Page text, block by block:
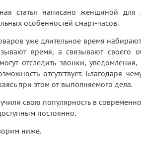
статья написано женщиной
особенностей смарт-часов.
уже длительное время
время, а связывают своего
отследить звонки,
отсутствует. Благодаря
при этом от выполняемого дела.
свою популярность в
постоянно.
ниже.